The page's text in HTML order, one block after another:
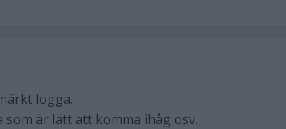
logga.
är lätt att komma ihåg osv.